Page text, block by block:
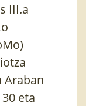
III.a
Araban
eta